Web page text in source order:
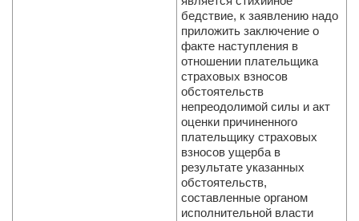
бедствие, к заявлению надо
приложить заключение о
факте наступления в
отношении плательщика
страховых взносов
обстоятельств
непреодолимой силы и акт
оценки причиненного
плательщику страховых
взносов ущерба в
результате указанных
обстоятельств,
составленные органом
исполнительной власти